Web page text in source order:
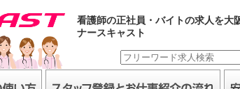
看護師の正社員・バイトの求人を大
ナースキャスト